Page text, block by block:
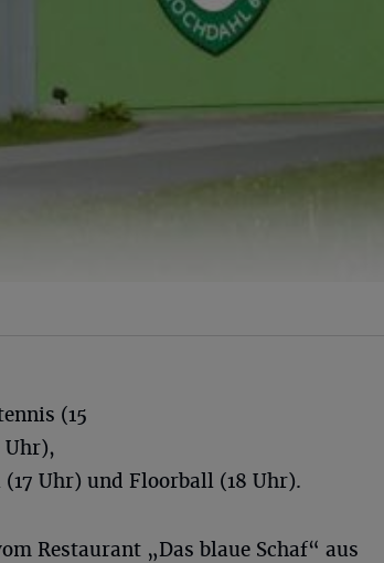
(15
Uhr),
Uhr) und Floorball (18 Uhr).
Restaurant „Das blaue Schaf“ aus